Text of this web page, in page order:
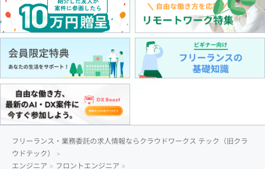
フリーランス・業務委託の求人情報ならクラウドワークス テック（旧クラ
ウドテック）
エンジニア
フロントエンジニア